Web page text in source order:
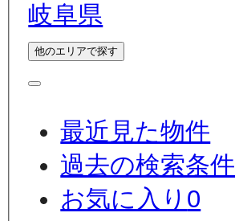
岐阜県
他のエリアで探す
最近見た物件
過去の検索条件
お気に入り 0